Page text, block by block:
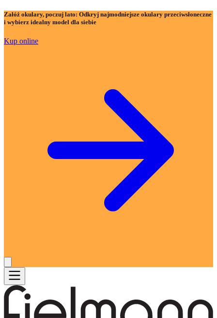
Załóż okulary, poczuj lato: Odkryj najmodniejsze okulary przeciwsłoneczne
i wybierz idealny model dla siebie
Kup online